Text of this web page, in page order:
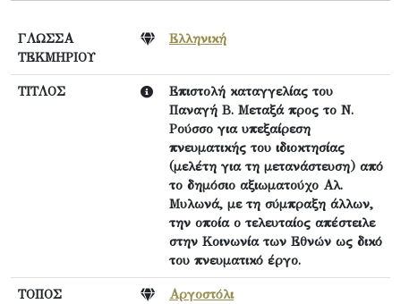
ΓΛΩΣΣΑ
ΤΕΚΜΗΡΙΟΥ
Ελληνική
ΤΙΤΛΟΣ
Επιστολή καταγγελίας του
Παναγή Β. Μεταξά προς το Ν.
Ρούσσο για υπεξαίρεση
πνευματικής του ιδιοκτησίας
(μελέτη για τη μετανάστευση) από
το δημόσιο αξιωματούχο Αλ.
Μυλωνά, με τη σύμπραξη άλλων,
την οποία ο τελευταίος απέστειλε
στην Κοινωνία των Εθνών ως δικό
του πνευματικό έργο.
ΤΟΠΟΣ
Αργοστόλι